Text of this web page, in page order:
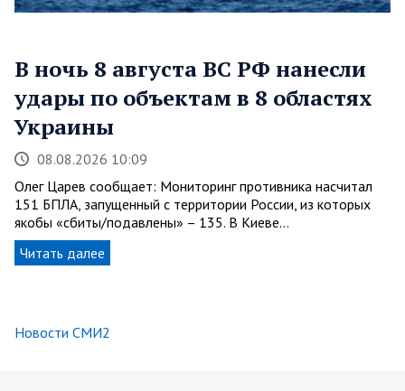
В ночь 8 августа ВС РФ нанесли
удары по объектам в 8 областях
Украины
08.08.2026 10:09
Олег Царев сообщает: Мониторинг противника насчитал
151 БПЛА, запущенный с территории России, из которых
якобы «сбиты/подавлены» – 135. В Киеве…
Читать далее
Новости СМИ2